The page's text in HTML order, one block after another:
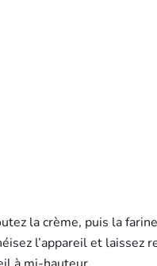
la crème, puis la
l’appareil et laissez